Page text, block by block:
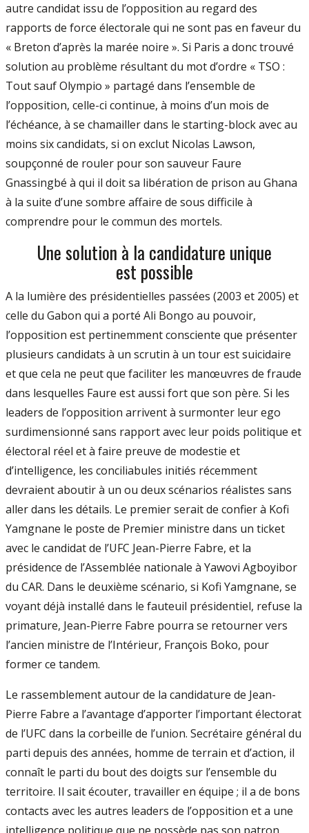
autre candidat issu de l’opposition au regard des
rapports de force électorale qui ne sont pas en faveur du
« Breton d’après la marée noire ». Si Paris a donc trouvé
solution au problème résultant du mot d’ordre « TSO :
Tout sauf Olympio » partagé dans l’ensemble de
l’opposition, celle-ci continue, à moins d’un mois de
l’échéance, à se chamailler dans le starting-block avec au
moins six candidats, si on exclut Nicolas Lawson,
soupçonné de rouler pour son sauveur Faure
Gnassingbé à qui il doit sa libération de prison au Ghana
à la suite d’une sombre affaire de sous difficile à
comprendre pour le commun des mortels.
Une solution à la candidature unique
est possible
A la lumière des présidentielles passées (2003 et 2005) et
celle du Gabon qui a porté Ali Bongo au pouvoir,
l’opposition est pertinemment consciente que présenter
plusieurs candidats à un scrutin à un tour est suicidaire
et que cela ne peut que faciliter les manœuvres de fraude
dans lesquelles Faure est aussi fort que son père. Si les
leaders de l’opposition arrivent à surmonter leur ego
surdimensionné sans rapport avec leur poids politique et
électoral réel et à faire preuve de modestie et
d’intelligence, les conciliabules initiés récemment
devraient aboutir à un ou deux scénarios réalistes sans
aller dans les détails. Le premier serait de confier à Kofi
Yamgnane le poste de Premier ministre dans un ticket
avec le candidat de l’UFC Jean-Pierre Fabre, et la
présidence de l’Assemblée nationale à Yawovi Agboyibor
du CAR. Dans le deuxième scénario, si Kofi Yamgnane, se
voyant déjà installé dans le fauteuil présidentiel, refuse la
primature, Jean-Pierre Fabre pourra se retourner vers
l’ancien ministre de l’Intérieur, François Boko, pour
former ce tandem.
Le rassemblement autour de la candidature de Jean-
Pierre Fabre a l’avantage d’apporter l’important électorat
de l’UFC dans la corbeille de l’union. Secrétaire général du
parti depuis des années, homme de terrain et d’action, il
connaît le parti du bout des doigts sur l’ensemble du
territoire. Il sait écouter, travailler en équipe ; il a de bons
contacts avec les autres leaders de l’opposition et a une